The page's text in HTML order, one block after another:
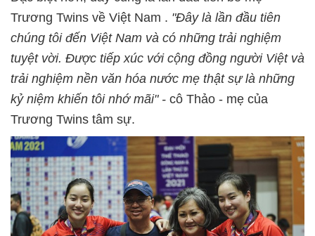
Trương Twins về Việt Nam . "Đây là lần đầu tiên
chúng tôi đến Việt Nam và có những trải nghiệm
tuyệt vời. Được tiếp xúc với cộng đồng người Việt và
trải nghiệm nền văn hóa nước mẹ thật sự là những
kỷ niệm khiến tôi nhớ mãi" - cô Thảo - mẹ của
Trương Twins tâm sự.